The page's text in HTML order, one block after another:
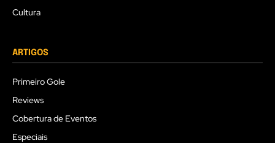
Cultura
ARTIGOS
Primeiro Gole
Reviews
Cobertura de Eventos
Especiais